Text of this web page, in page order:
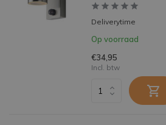
Deliverytime
Op voorraad
€34,95
Incl. btw